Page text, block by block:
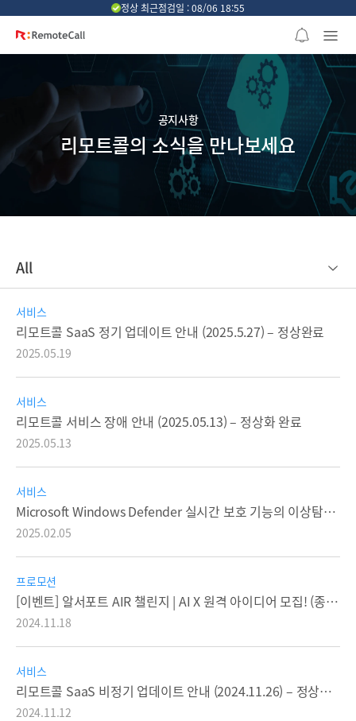
정상 최근점검일 : 08/06 18:55
공지사항
리모트콜의 소식을 만나보세요
All
서비스
리모트콜 SaaS 정기 업데이트 안내 (2025.5.27) – 정상완료
2025.05.19
서비스
리모트콜 서비스 장애 안내 (2025.05.13) – 정상화 완료
2025.05.13
서비스
Microsoft Windows Defender 실시간 보호 기능의 이상탐지 영향으로 인한 원격지원시 원격제어 지연이 발생하는 현상에 대한 안내
2025.02.05
프로모션
[이벤트] 알서포트 AIR 챌린지 | AI X 원격 아이디어 모집! (종료/당첨자발표)
2024.11.18
서비스
리모트콜 SaaS 비정기 업데이트 안내 (2024.11.26) – 정상완료
2024.11.12